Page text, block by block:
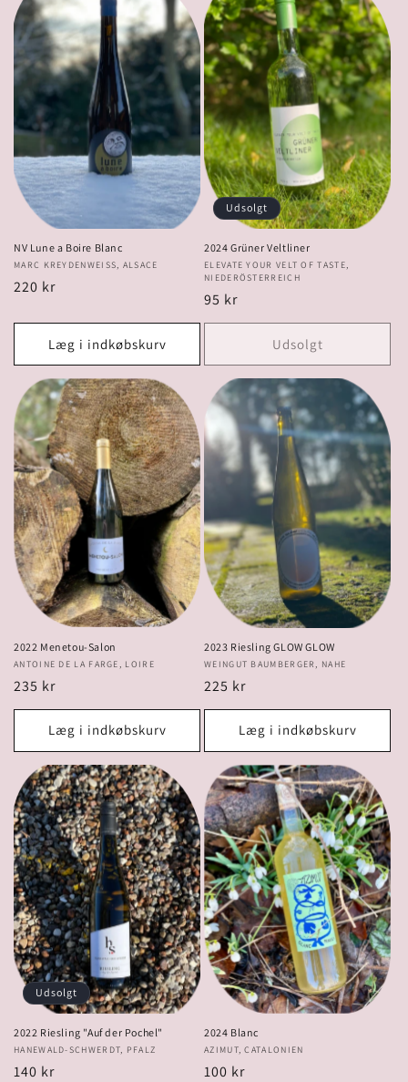
NV Lune a Boire Blanc
Forhandler:
MARC KREYDENWEISS, ALSACE
Normalpris
220 kr
Læg i indkøbskurv
Udsolgt
2024 Grüner Veltliner
Forhandler:
ELEVATE YOUR VELT OF TASTE,
NIEDERÖSTERREICH
Normalpris
95 kr
Udsolgt
2022 Menetou-Salon
Forhandler:
ANTOINE DE LA FARGE, LOIRE
Normalpris
235 kr
Læg i indkøbskurv
2023 Riesling GLOW GLOW
Forhandler:
WEINGUT BAUMBERGER, NAHE
Normalpris
225 kr
Læg i indkøbskurv
Udsolgt
2022 Riesling "Auf der Pochel"
Forhandler:
HANEWALD-SCHWERDT, PFALZ
Normalpris
140 kr
2024 Blanc
Forhandler:
AZIMUT, CATALONIEN
Normalpris
100 kr